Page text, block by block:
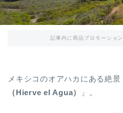
記事内に商品プロモーショ
メキシコのオアハカにある絶景
（Hierve el Agua）
」。